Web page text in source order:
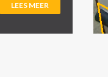
LEES MEER